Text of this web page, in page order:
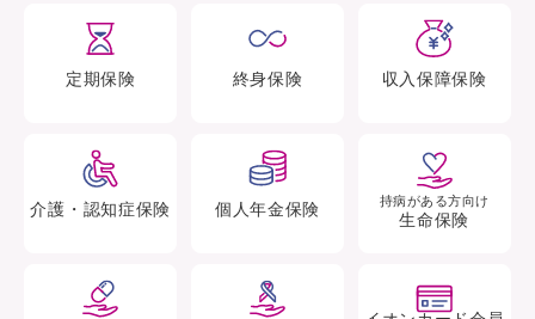
定期保険 終身保険 収入保障保険
介護・認知症保険 個人年金保険 持病がある方向け
生命保険